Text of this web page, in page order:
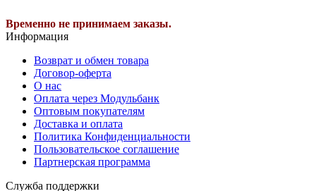
Временно не принимаем заказы.
Информация
Возврат и обмен товара
Договор-оферта
О нас
Оплата через Модульбанк
Оптовым покупателям
Доставка и оплата
Политика Конфиденциальности
Пользовательское соглашение
Партнерская программа
Служба поддержки